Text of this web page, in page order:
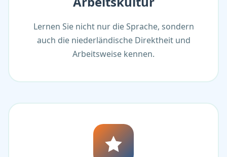
Lernen Sie nicht nur die Sprache, sondern
auch die niederländische Direktheit und
Arbeitsweise kennen.